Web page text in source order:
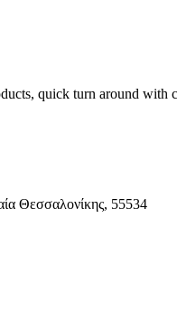
quick turn around with
Θεσσαλονίκης, 55534